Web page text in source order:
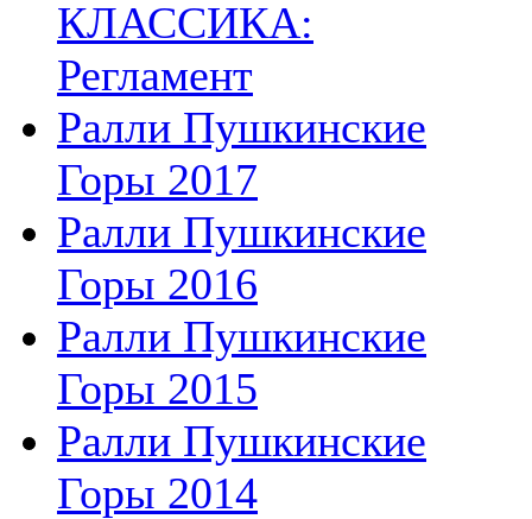
КЛАССИКА:
Регламент
Ралли Пушкинские
Горы 2017
Ралли Пушкинские
Горы 2016
Ралли Пушкинские
Горы 2015
Ралли Пушкинские
Горы 2014